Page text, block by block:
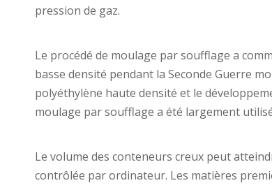
pression de gaz.
Le procédé de moulage par soufflage a
basse densité pendant la Seconde Guerre
polyéthylène haute densité et le
moulage par soufflage a été largement
Le volume des conteneurs creux peut
contrôlée par ordinateur. Les matières